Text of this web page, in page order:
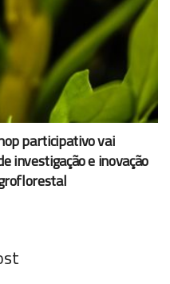
participativo vai
investigação e inovação